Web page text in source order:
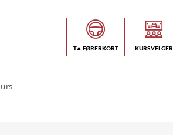
TA FØRERKORT KURSVELGER